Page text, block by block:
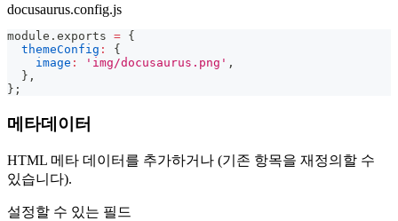
docusaurus.config.js
module . exports = {
themeConfig :
{
image : 'img/docusaurus.png' ,
} ,
} ;
메타데이터
HTML 메타 데이터를 추가하거나 (기존 항목을 재정의할 수
있습니다).
설정할 수 있는 필드